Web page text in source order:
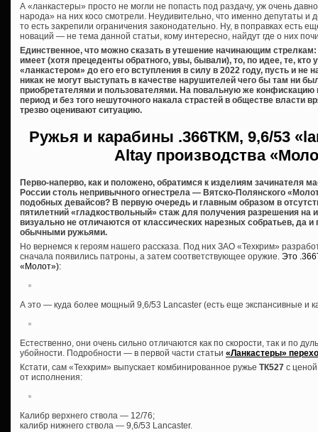
А «ланкастеры» просто не могли не попасть под раздачу, уж очень
народа» на них косо смотрели. Неудивительно, что именно депутаты и
то есть закрепили ограничения законодательно. Ну, в поправках есть
новаций — не тема данной статьи, кому интересно, найдут где о них
Единственное, что можно сказать в утешение начинающим
имеет (хотя прецеденты обратного, увы, бывали), то, по идее, те, кто
«ланкастером» до его его вступления в силу в 2022 году, пусть и не
никак не могут выступать в качестве нарушителей чего бы там ни
приобретателями и пользователями. На повальную же конфискацию
период и без того нешуточного накала страстей в обществе власти
трезво оценивают ситуацию.
Ружья и карабины .366ТКМ, 9,6/53
Altay производства
Перво-наперво, как и положено, обратимся к изделиям зачинателя
России столь непривычного огнестрела — Вятско-Полянского
подобных девайсов? В первую очередь и главным образом в
пятилетний «гладкоствольный» стаж для получения разрешения на
визуально не отличаются от классических нарезных собратьев, да
обычными ружьями.
Но вернемся к героям нашего рассказа. Под них ЗАО «Техкрим»
сначала появились патроны, а затем соответствующее оружие. Это
«Молот»):
А это — куда более мощный 9,6/53 Lancaster (есть еще экспансивные и
Естественно, они очень сильно отличаются как по скорости, так и по
убойности. Подробности — в первой части статьи «Ланкастеры»
Кстати, сам «Техкрим» выпускает комбинированное ружье ТК527 с
от исполнения:
Калибр верхнего ствола — 12/76;
калибр нижнего ствола — 9,6/53 Lancaster.